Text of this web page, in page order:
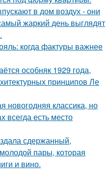
в дом воздух - они
жаркий день выглядят
когда фактуры важнее
особняк 1929 года,
принципов Ле
новогодняя классика, но
всегда есть место
сдержанный,
пары, которая
и вино.